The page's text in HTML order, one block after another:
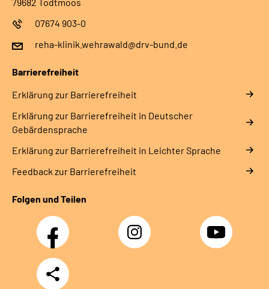
07674 903-0
reha-klinik.wehrawald@drv-bund.de
Barrierefreiheit
Erklärung zur Barrierefreiheit
Erklärung zur Barrierefreiheit in Deutscher
Gebärdensprache
Erklärung zur Barrierefreiheit in Leichter Sprache
Feedback zur Barrierefreiheit
Folgen und Teilen
Facebook Instagram YouTube
Teilen